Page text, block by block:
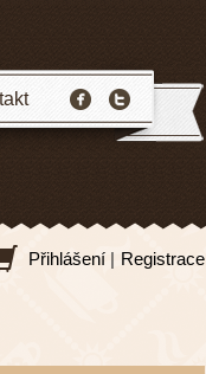
Přihlášení | Registrace